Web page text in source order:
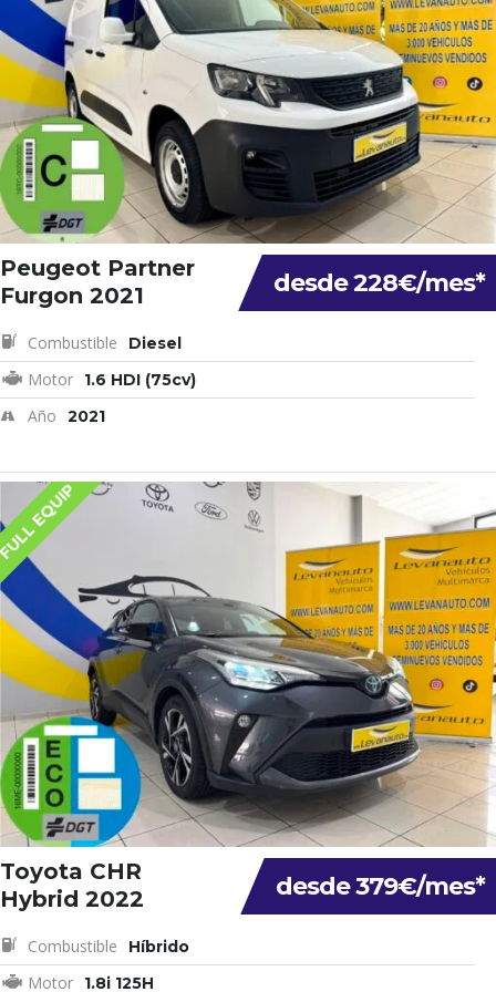
desde 228€/mes*
Peugeot Partner
Furgon 2021
Combustible Diesel
Motor 1.6 HDI (75cv)
Año 2021
EQUIP
desde 379€/mes*
Toyota CHR
Hybrid 2022
Combustible Híbrido
Motor 1.8i 125H